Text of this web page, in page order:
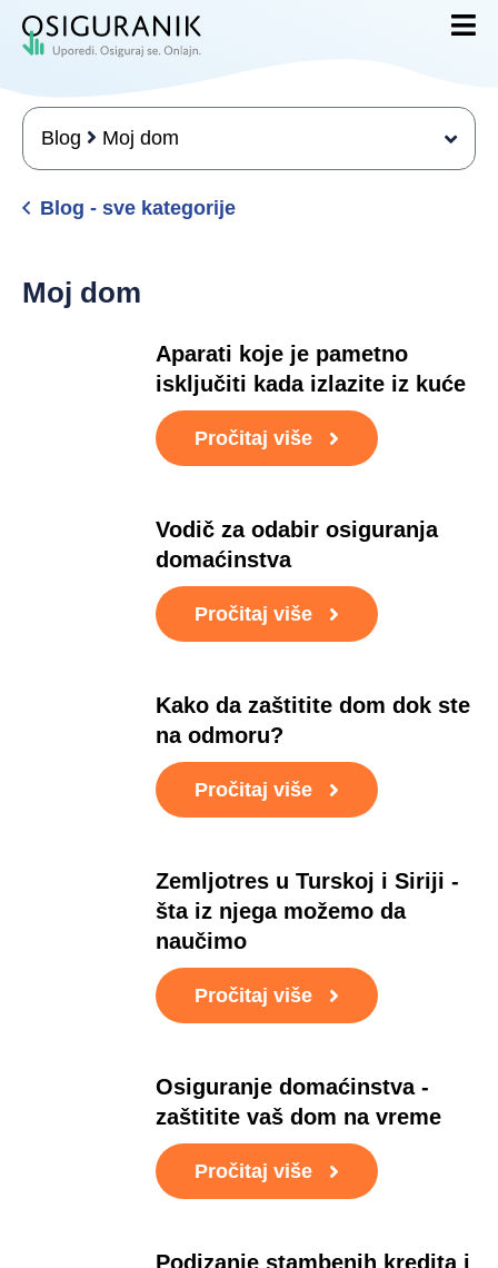
Blog Moj dom
Blog - sve kategorije
Moj dom
Aparati koje je pametno
isključiti kada izlazite iz kuće
Pročitaj više
Vodič za odabir osiguranja
domaćinstva
Pročitaj više
Kako da zaštitite dom dok ste
na odmoru?
Pročitaj više
Zemljotres u Turskoj i Siriji -
šta iz njega možemo da
naučimo
Pročitaj više
Osiguranje domaćinstva -
zaštitite vaš dom na vreme
Pročitaj više
Podizanje stambenih kredita i